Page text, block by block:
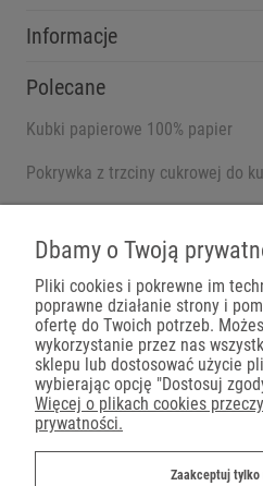
Informacje
Polecane
Kubki papierowe 100% papier
Pokrywka z trzciny cukrowej do
Płatności
Dostawa
Dbamy o Twoją
Pliki cookies i pokrewne im
poprawne działanie strony i
ofertę do Twoich potrzeb.
wykorzystanie przez nas
sklepu lub dostosować użycie
wybierając opcję "Dostosuj
Więcej o plikach cookies
prywatności.
Zaakceptuj tylko